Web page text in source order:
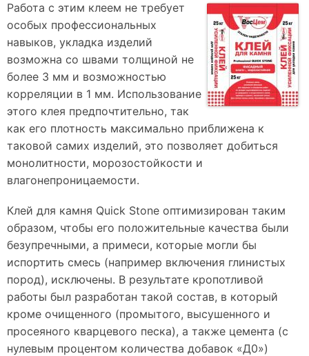
Работа с этим клеем не требует
особых профессиональных
навыков, укладка изделий
возможна со швами толщиной не
более 3 мм и возможностью
корреляции в 1 мм. Использование
этого клея предпочтительно, так
как его плотность максимально приближена к
таковой самих изделий, это позволяет добиться
монолитности, морозостойкости и
влагонепроницаемости.
Клей для камня Quick Stone оптимизирован таким
образом, чтобы его положительные качества были
безупречными, а примеси, которые могли бы
испортить смесь (например включения глинистых
пород), исключены. В результате кропотливой
работы был разработан такой состав, в который
кроме очищенного (промытого, высушенного и
просеяного кварцевого песка), а также цемента (с
нулевым процентом количества добавок «Д0»)